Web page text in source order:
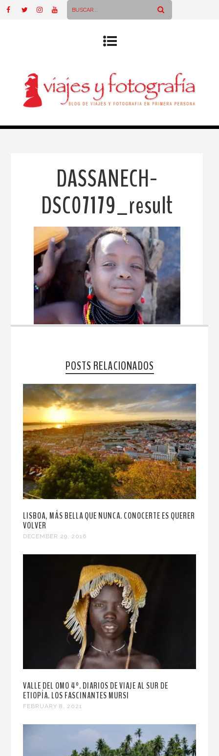
DASSANECH-
DSC07179_result
POSTS RELACIONADOS
LISBOA, MÁS BELLA QUE NUNCA. CONOCERTE ES QUERER
VOLVER
DECEMBER 29, 2016
VALLE DEL OMO 4º. DIARIOS DE VIAJE AL SUR DE
ETIOPÍA. LOS FASCINANTES MURSI
FEBRUARY 8, 2021